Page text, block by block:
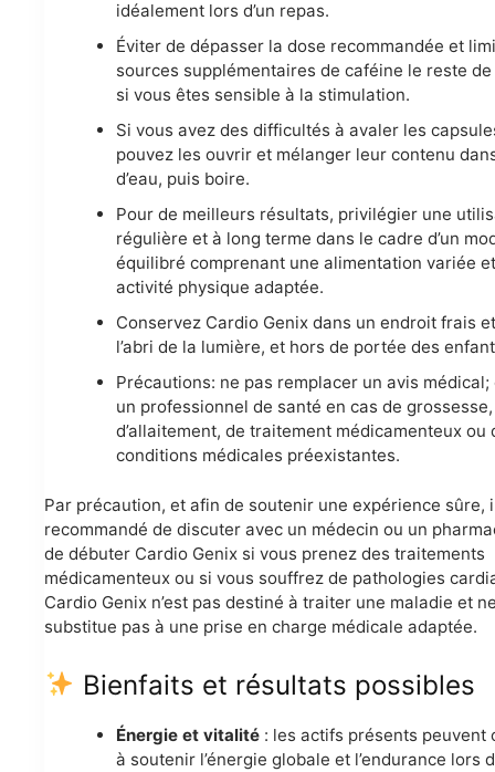
idéalement lors d’un repas.
Éviter de dépasser la dose recommandée et
sources supplémentaires de caféine le reste
si vous êtes sensible à la stimulation.
Si vous avez des difficultés à avaler les
pouvez les ouvrir et mélanger leur contenu
d’eau, puis boire.
Pour de meilleurs résultats, privilégier une
régulière et à long terme dans le cadre d’un
équilibré comprenant une alimentation variée
activité physique adaptée.
Conservez Cardio Genix dans un endroit frais
l’abri de la lumière, et hors de portée des
Précautions: ne pas remplacer un avis
un professionnel de santé en cas de grossesse,
d’allaitement, de traitement médicamenteux ou
conditions médicales préexistantes.
Par précaution, et afin de soutenir une expérience sûre,
recommandé de discuter avec un médecin ou un
de débuter Cardio Genix si vous prenez des traitements
médicamenteux ou si vous souffrez de pathologies
Cardio Genix n’est pas destiné à traiter une maladie et
substitue pas à une prise en charge médicale adaptée.
Bienfaits et résultats possibles
Énergie et vitalité : les actifs présents peuvent
à soutenir l’énergie globale et l’endurance lors